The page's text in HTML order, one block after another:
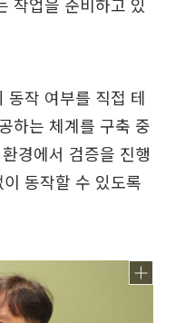
동작 여부를 직접 테
하는 체계를 구축 중
경에서 검증을 진행
동작할 수 있도록